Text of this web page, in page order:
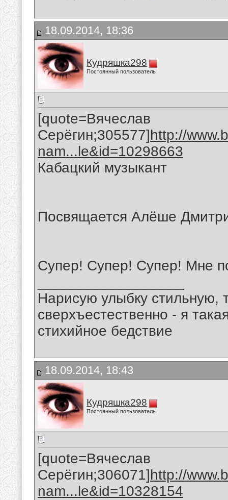
18.09.2014, 18:36
Кудряшка298
Постоянный пользователь
[quote=Вячеслав
Серёгин;305577]http://
nam...le&id=10298663
Кабацкий музыкант
Посвящается Алёше
Супер! Супер! Супер! Мне
Нарисую улыбку стильную,
сверхъестественно - я
стихийное бедствие
18.09.2014, 18:43
Кудряшка298
Постоянный пользователь
[quote=Вячеслав
Серёгин;306071]http://
nam...le&id=10328154